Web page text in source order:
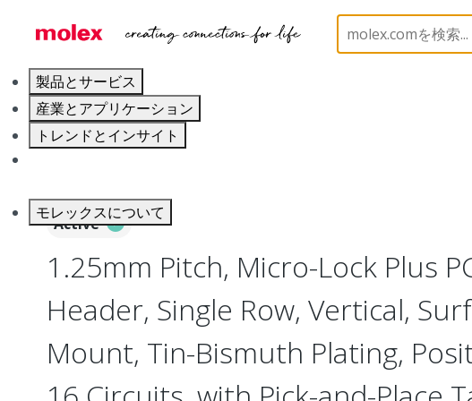
製品とサービス
産業とアプリケーション
トレンドとインサイト
モレックスについて
PCB / Wire Connectors PCB
Active
1.25mm Pitch, Micro-Lock Plus
Header, Single Row, Vertical,
Mount, Tin-Bismuth Plating,